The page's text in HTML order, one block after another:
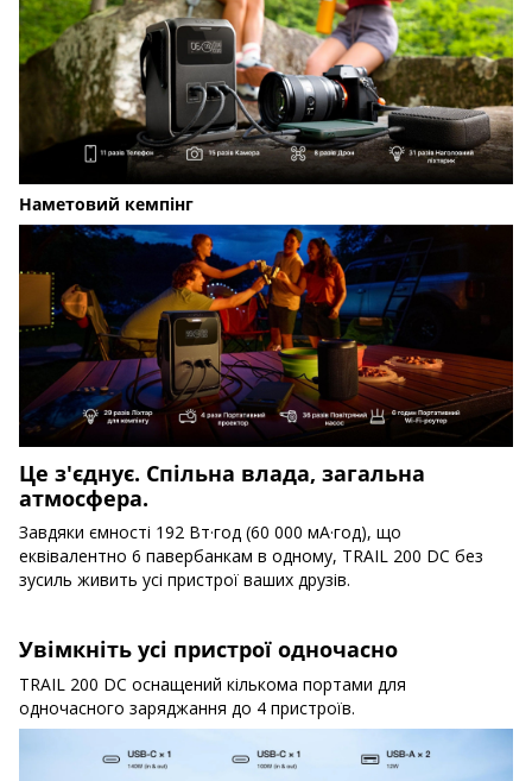
Наметовий кемпінг
Це з'єднує. Спільна влада, загальна
атмосфера.
Завдяки ємності 192 Вт·год (60 000 мА·год), що
еквівалентно 6 павербанкам в одному, TRAIL 200 DC без
зусиль живить усі пристрої ваших друзів.
Увімкніть усі пристрої одночасно
TRAIL 200 DC оснащений кількома портами для
одночасного заряджання до 4 пристроїв.